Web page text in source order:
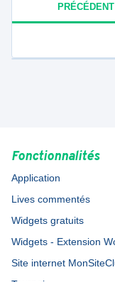
PRÉCÉDENT
Fonctionnalités
Application
Lives commentés
Widgets gratuits
Widgets - Extension
Site internet